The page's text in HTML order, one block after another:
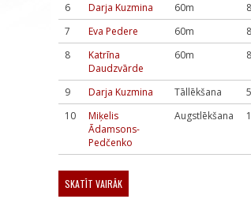
6 Darja Kuzmina 60m
7
Eva Pedere 60m
8
Katrīna
Daudzvārde
60m
9 Darja Kuzmina Tāllēkšana
10
Miķelis
Ādamsons-
Pedčenko
Augstlēkšana
SKATĪT VAIRĀK